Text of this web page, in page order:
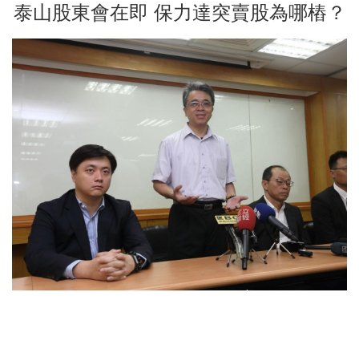
泰山股東會在即 保力達突賣股為哪樁？